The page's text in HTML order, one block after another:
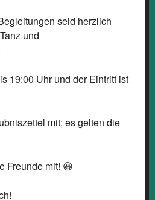
seid herzlich
und
19:00 Uhr und der Eintritt ist
mit; es gelten die
Freunde mit! 😀